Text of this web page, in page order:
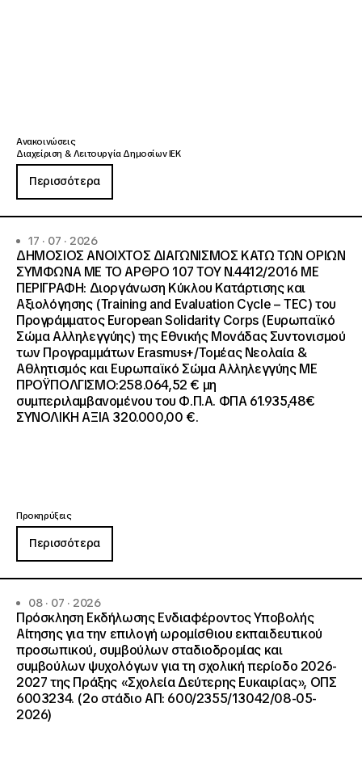
Ανακοινώσεις
Διαχείριση & Λειτουργία Δημοσίων ΙΕΚ
Περισσότερα
17 · 07 · 2026
ΔΗΜΟΣΙΟΣ ΑΝΟΙΧΤΟΣ ΔΙΑΓΩΝΙΣΜΟΣ ΚΑΤΩ ΤΩΝ ΟΡΙΩΝ
ΣΥΜΦΩΝΑ ΜΕ ΤΟ ΑΡΘΡΟ 107 ΤΟΥ Ν.4412/2016 ΜΕ
ΠΕΡΙΓΡΑΦΗ: Διοργάνωση Κύκλου Κατάρτισης και
Αξιολόγησης (Training and Evaluation Cycle – TEC) του
Προγράμματος European Solidarity Corps (Ευρωπαϊκό
Σώμα Αλληλεγγύης) της Εθνικής Μονάδας Συντονισμού
των Προγραμμάτων Erasmus+/Τομέας Νεολαία &
Αθλητισμός και Ευρωπαϊκό Σώμα Αλληλεγγύης ΜΕ
ΠΡΟΫΠΟΛΓΙΣΜΟ:258.064,52 € μη
συμπεριλαμβανομένου του Φ.Π.Α. ΦΠΑ 61.935,48€
ΣΥΝΟΛΙΚΗ ΑΞΙΑ 320.000,00 €.
Προκηρύξεις
Περισσότερα
08 · 07 · 2026
Πρόσκληση Εκδήλωσης Ενδιαφέροντος Υποβολής
Αίτησης για την επιλογή ωρομίσθιου εκπαιδευτικού
προσωπικού, συμβούλων σταδιοδρομίας και
συμβούλων ψυχολόγων για τη σχολική περίοδο 2026-
2027 της Πράξης «Σχολεία Δεύτερης Ευκαιρίας», ΟΠΣ
6003234. (2ο στάδιο ΑΠ: 600/2355/13042/08-05-
2026)